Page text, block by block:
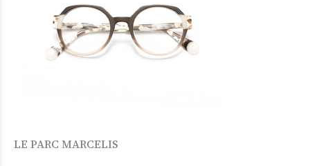
LE PARC MARCELIS